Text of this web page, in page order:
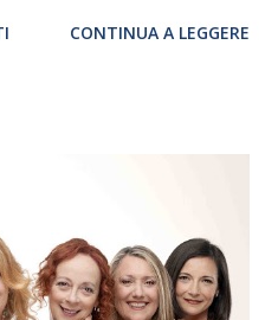
in Germania, e toccherà, in
si esibirà per il secondo anno
avrà il piacere di applaudire i
Philharmonic per la quarta
CONTINUA A LEGGERE